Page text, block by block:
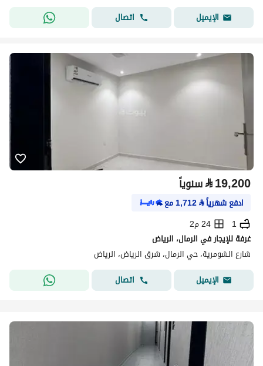
الإيميل
اتصال
⃁19,200 سنوياً
ادفع شهرياً⃁
1,712مع
1
24 م2
غرفة للإيجار في الرمال، الرياض
شارع الشومرية، حي الرمال، شرق الرياض، الرياض
الإيميل
اتصال